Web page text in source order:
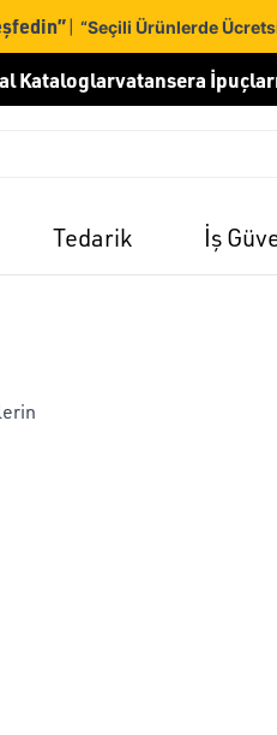
| “Seçili Ürünlerde
Kataloglarvatansera
Tedarik İş